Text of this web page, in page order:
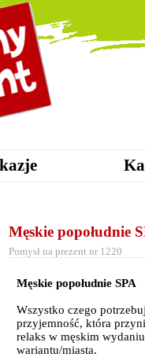
Męskie popołudnie
Pomysł na prezent nr 1220
Męskie popołudnie SPA
Wszystko czego
przyjemność, która
relaks w męskim
wariantu/miasta.